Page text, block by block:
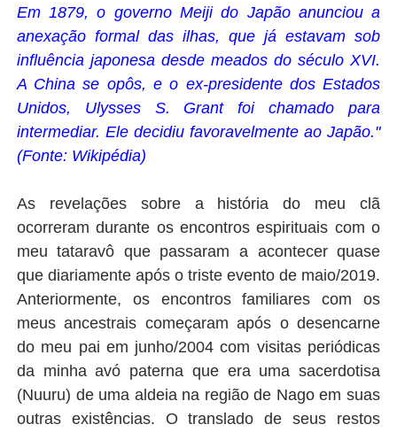
Em 1879, o governo Meiji do Japão anunciou a
anexação formal das ilhas, que já estavam sob
influência japonesa desde meados do século XVI.
A China se opôs, e o ex-presidente dos Estados
Unidos, Ulysses S. Grant foi chamado para
intermediar. Ele decidiu favoravelmente ao Japão."
(Fonte: Wikipédia)
As revelações sobre a história do meu clã
ocorreram durante os encontros espirituais com o
meu tataravô que passaram a acontecer quase
que diariamente após o triste evento de maio/2019.
Anteriormente, os encontros familiares com os
meus ancestrais começaram após o desencarne
do meu pai em junho/2004 com visitas periódicas
da minha avó paterna que era uma sacerdotisa
(Nuuru) de uma aldeia na região de Nago em suas
outras existências. O translado de seus restos